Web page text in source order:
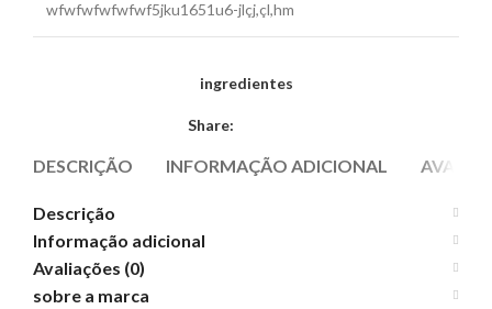
wfwfwfwfwfwf5jku1651u6-jlçj,çl,hm
ingredientes
Share:
DESCRIÇÃO INFORMAÇÃO ADICIONAL
Descrição
Informação adicional
Avaliações (0)
sobre a marca